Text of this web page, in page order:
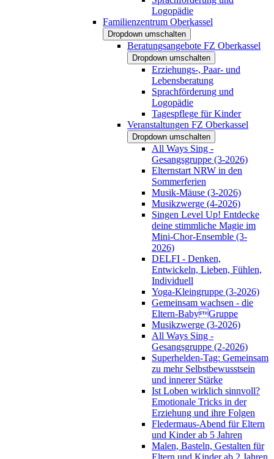
Logopädie
Familienzentrum Oberkassel
Dropdown umschalten
Beratungsangebote FZ Oberkassel
Dropdown umschalten
Erziehungs-, Paar- und
Lebensberatung
Sprachförderung und
Logopädie
Tagespflege für Kinder
Veranstaltungen FZ Oberkassel
Dropdown umschalten
All Ways Sing -
Gesangsgruppe (3-2026)
Elternstart NRW in den
Sommerferien
Musik-Mäuse (3-2026)
Musikzwerge (4-2026)
Singen Level Up! Entdecke
deine stimmliche Magie im
Mini-Chor-Ensemble (3-
2026)
DELFI - Denken,
Entwickeln, Lieben, Fühlen,
Individuell
Yoga-Kleingruppe (3-2026)
Gemeinsam wachsen - die
Eltern-BabyGruppe
Musikzwerge (3-2026)
All Ways Sing -
Gesangsgruppe (2-2026)
Superhelden-Tag: Gemeinsam
zu mehr Selbstbewusstsein
und innerer Stärke
Ist Loben wirklich sinnvoll?
Emotionale Tricks in der
Erziehung und ihre Folgen
Fledermaus-Abend für Eltern
und Kinder ab 5 Jahren
Malen, Basteln, Gestalten für
Eltern und Kinder ab 2 Jahren